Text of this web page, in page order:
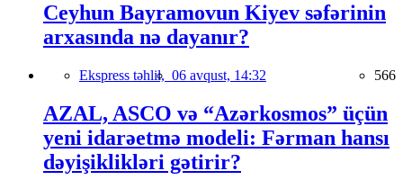
Ceyhun Bayramovun Kiyev səfərinin
arxasında nə dayanır?
Ekspress təhlil, 06 avqust, 14:32 566
AZAL, ASCO və “Azərkosmos” üçün
yeni idarəetmə modeli: Fərman hansı
dəyişiklikləri gətirir?